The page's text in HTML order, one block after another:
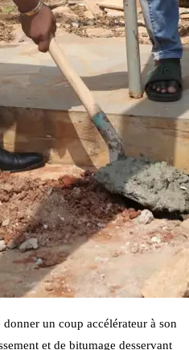
un coup accélérateur à son
et de bitumage desservant